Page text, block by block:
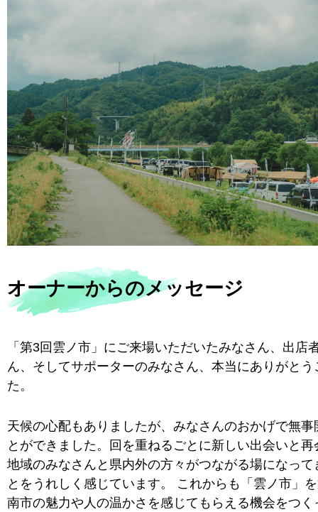
オーナーからのメッセージ
「第3回雲ノ市」にご来場いただいたみなさん、出店
ん、そしてサポーターのみなさん、本当にありがとう
た。
天候の心配もありましたが、みなさんのおかげで無事
とができました。回を重ねるごとに新しい出会いと再
地域のみなさんと県内外の方々がつながる場になって
とをうれしく感じています。 これからも「雲ノ市」
南市の魅力や人の温かさを感じてもらえる機会をつく